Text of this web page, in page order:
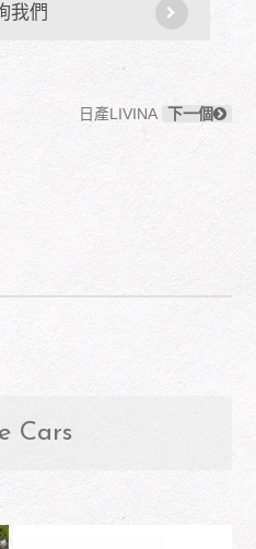
我們
日產LIVINA 下一個
Cars